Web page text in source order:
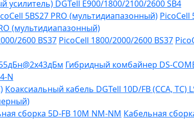
усилитель) DGTell Е900/1800/2100/2600 SB4
5BS27 PRO (мультидиапазонный) PicoCell
(мультидиапазонный)
2600 BS37 PicoCell 1800/2000/2600 BS37
Гибридный комбайнер DS-
N
Коаксиальный кабель DGTell 10D/FB (CCA, TC)
сборка 5D-FB 10М NM-NM Кабельная